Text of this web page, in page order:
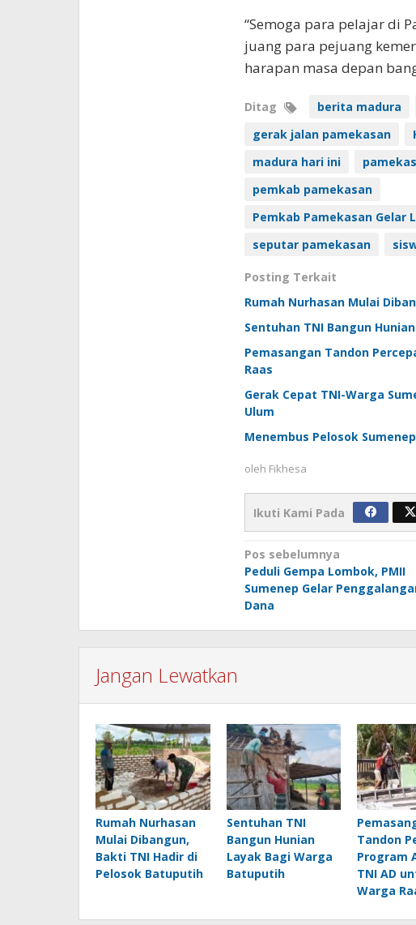
“Semoga para pelajar di
juang para pejuang
harapan masa depan
Ditag berita madura
gerak jalan pamekasan
madura hari ini
pemkab pamekasan
Pemkab Pamekasan Gelar
seputar pamekasan
Posting Terkait
Rumah Nurhasan Mulai
Sentuhan TNI Bangun
Pemasangan Tandon
Raas
Gerak Cepat TNI-Warga
Ulum
Menembus Pelosok
oleh Fikhesa
Ikuti Kami Pada
Navigasi
pos
Pos sebelumnya
Peduli Gempa Lombok, PMII
Sumenep Gelar
Dana
Jangan Lewatkan
Rumah Nurhasan
Mulai Dibangun,
Bakti TNI Hadir di
Pelosok Batuputih
Sentuhan TNI
Bangun Hunian
Layak Bagi Warga
Batuputih
Tandon
Program
TNI AD
Warga